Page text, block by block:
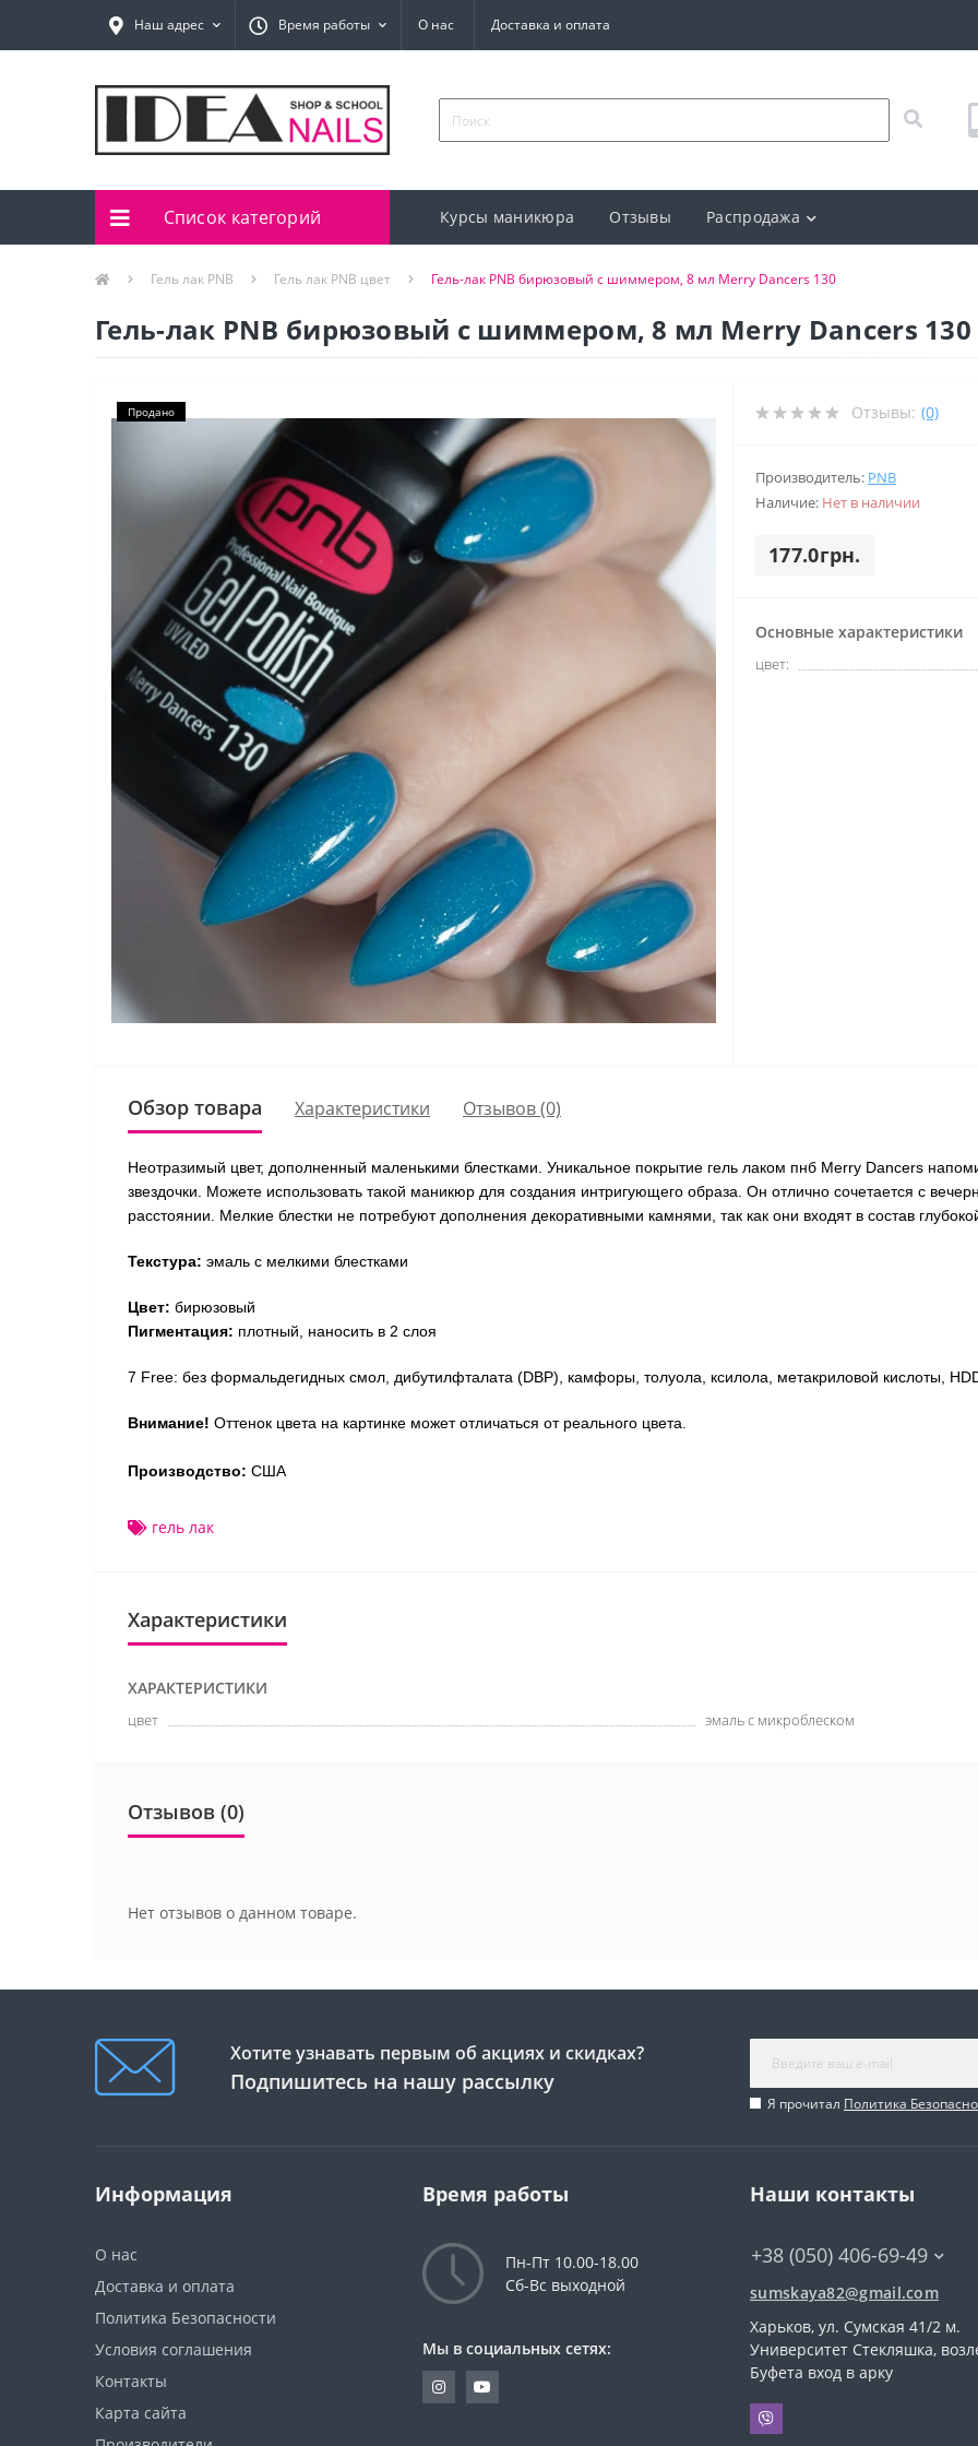
Наш адрес Время работы О нас Доставка и оплата
Список категорий Курсы маникюра Отзывы Распродажа
Гель лак PNB Гель лак PNB цвет Гель-лак PNB бирюзовый с шиммером, 8 мл Merry Dancers 130
Гель-лак PNB бирюзовый с шиммером, 8 мл Merry Dancers 130
Продано Отзывы: (0)
Производитель: PNB
Наличие: Нет в наличии
177.0грн.
Основные характеристики
цвет:
Обзор товара Характеристики Отзывов (0)
Неотразимый цвет, дополненный маленькими блестками. Уникальное покрытие гель лаком пнб Merry Dancers
звездочки. Можете использовать такой маникюр для создания интригующего образа. Он отлично сочетается с
расстоянии. Мелкие блестки не потребуют дополнения декоративными камнями, так как они входят в состав
Текстура: эмаль с мелкими блестками
Цвет: бирюзовый
Пигментация: плотный, наносить в 2 слоя
7 Free: без формальдегидных смол, дибутилфталата (DBP), камфоры, толуола, ксилола, метакриловой кислоты,
Внимание! Оттенок цвета на картинке может отличаться от реального цвета.
Производство: США
гель лак
Характеристики
ХАРАКТЕРИСТИКИ
цвет эмаль с микроблеском
Отзывов (0)
Нет отзывов о данном товаре.
Хотите узнавать первым об акциях и скидках?
Подпишитесь на нашу рассылку
Я прочитал Политика
Информация
О нас
Доставка и оплата
Политика Безопасности
Условия соглашения
Контакты
Карта сайта
Время работы
Пн-Пт 10.00-18.00
Сб-Вс выходной
Мы в социальных сетях:
Наши контакты
+38 (050) 406-69-49
sumskaya82@gmail.com
Харьков, ул. Сумская 41/2 м.
Университет Стекляшка,
Буфета вход в арку